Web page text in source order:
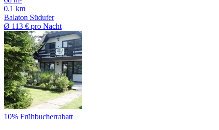
0.1 km
Balaton Südufer
Ø 113 € pro Nacht
10% Frühbucherrabatt